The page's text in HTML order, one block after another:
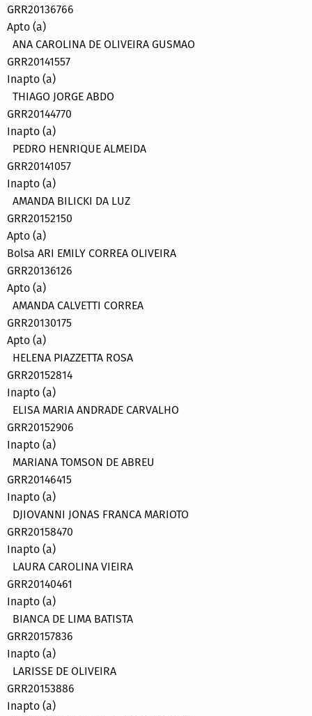
GRR20136766
Apto (a)
ANA CAROLINA DE OLIVEIRA GUSMAO
GRR20141557
Inapto (a)
THIAGO JORGE ABDO
GRR20144770
Inapto (a)
PEDRO HENRIQUE ALMEIDA
GRR20141057
Inapto (a)
AMANDA BILICKI DA LUZ
GRR20152150
Apto (a)
Bolsa ARI EMILY CORREA OLIVEIRA
GRR20136126
Apto (a)
AMANDA CALVETTI CORREA
GRR20130175
Apto (a)
HELENA PIAZZETTA ROSA
GRR20152814
Inapto (a)
ELISA MARIA ANDRADE CARVALHO
GRR20152906
Inapto (a)
MARIANA TOMSON DE ABREU
GRR20146415
Inapto (a)
DJIOVANNI JONAS FRANCA MARIOTO
GRR20158470
Inapto (a)
LAURA CAROLINA VIEIRA
GRR20140461
Inapto (a)
BIANCA DE LIMA BATISTA
GRR20157836
Inapto (a)
LARISSE DE OLIVEIRA
GRR20153886
Inapto (a)